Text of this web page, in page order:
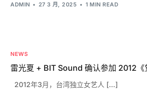
ADMIN 27 3 月, 2025 1 MIN READ
NEWS
雷光夏 + BIT Sound 确认参加 2012
2012年3月，台湾独立女艺人 […]